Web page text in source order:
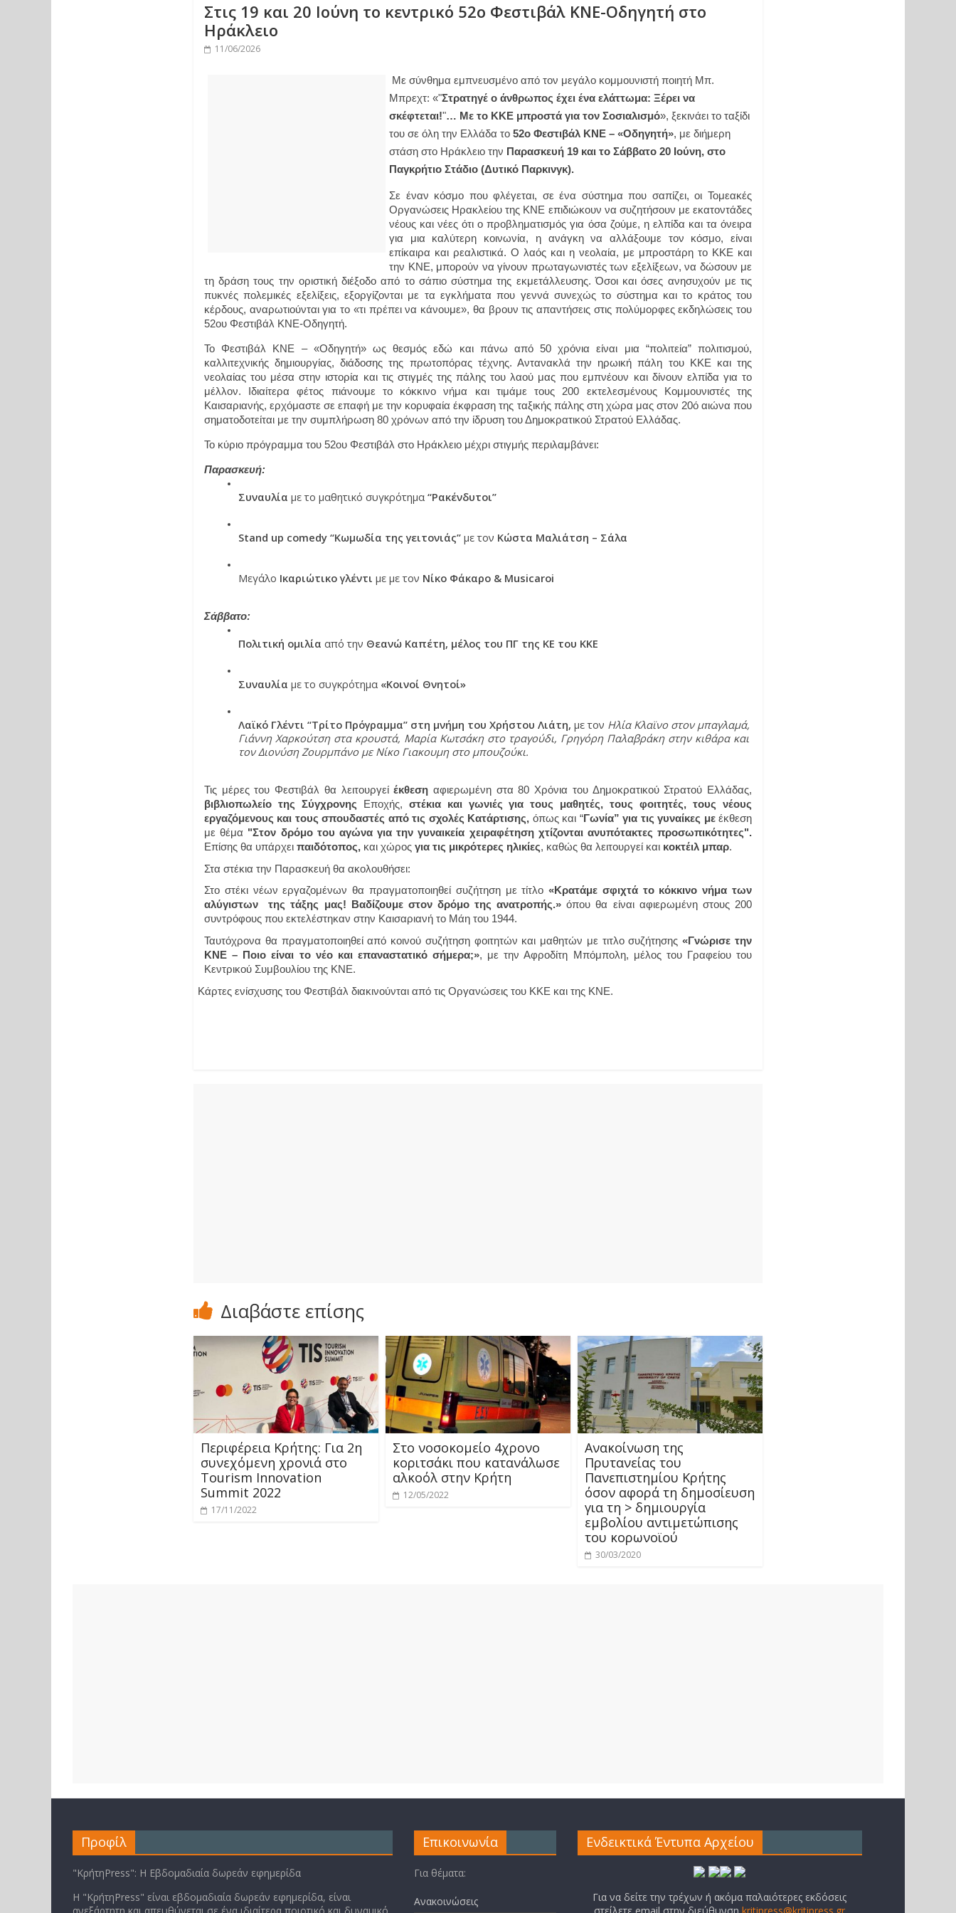
Στις 19 και 20 Ιούνη το κεντρικό 52ο Φεστιβάλ ΚΝΕ-Οδηγητή στο
Ηράκλειο
11/06/2026
Με σύνθημα εμπνευσμένο από τον μεγάλο κομμουνιστή ποιητή Μπ.
Μπρεχτ: «"Στρατηγέ ο άνθρωπος έχει ένα ελάττωμα: Ξέρει να
σκέφτεται!"… Με το ΚΚΕ μπροστά για τον Σοσιαλισμό», ξεκινάει το ταξίδι
του σε όλη την Ελλάδα το 52ο Φεστιβάλ ΚΝΕ – «Οδηγητή», με διήμερη
στάση στο Ηράκλειο την Παρασκευή 19 και το Σάββατο 20 Ιούνη, στο
Παγκρήτιο Στάδιο (Δυτικό Παρκινγκ).
Σε έναν κόσμο που φλέγεται, σε ένα σύστημα που σαπίζει, οι Τομεακές
Οργανώσεις Ηρακλείου της ΚΝΕ επιδιώκουν να συζητήσουν με εκατοντάδες
νέους και νέες ότι ο προβληματισμός για όσα ζούμε, η ελπίδα και τα όνειρα
για μια καλύτερη κοινωνία, η ανάγκη να αλλάξουμε τον κόσμο, είναι
επίκαιρα και ρεαλιστικά. Ο λαός και η νεολαία, με μπροστάρη το ΚΚΕ και
την ΚΝΕ, μπορούν να γίνουν πρωταγωνιστές των εξελίξεων, να δώσουν με
τη δράση τους την οριστική διέξοδο από το σάπιο σύστημα της εκμετάλλευσης. Όσοι και όσες ανησυχούν με τις
πυκνές πολεμικές εξελίξεις, εξοργίζονται με τα εγκλήματα που γεννά συνεχώς το σύστημα και το κράτος του
κέρδους, αναρωτιούνται για το «τι πρέπει να κάνουμε», θα βρουν τις απαντήσεις στις πολύμορφες εκδηλώσεις του
52ου Φεστιβάλ ΚΝΕ-Οδηγητή.
Το Φεστιβάλ ΚΝΕ – «Οδηγητή» ως θεσμός εδώ και πάνω από 50 χρόνια είναι μια “πολιτεία” πολιτισμού,
καλλιτεχνικής δημιουργίας, διάδοσης της πρωτοπόρας τέχνης. Αντανακλά την ηρωική πάλη του ΚΚΕ και της
νεολαίας του μέσα στην ιστορία και τις στιγμές της πάλης του λαού μας που εμπνέουν και δίνουν ελπίδα για το
μέλλον. Ιδιαίτερα φέτος πιάνουμε το κόκκινο νήμα και τιμάμε τους 200 εκτελεσμένους Κομμουνιστές της
Καισαριανής, ερχόμαστε σε επαφή με την κορυφαία έκφραση της ταξικής πάλης στη χώρα μας στον 20ό αιώνα που
σηματοδοτείται με την συμπλήρωση 80 χρόνων από την ίδρυση του Δημοκρατικού Στρατού Ελλάδας.
Το κύριο πρόγραμμα του 52ου Φεστιβάλ στο Ηράκλειο μέχρι στιγμής περιλαμβάνει:
Παρασκευή:
Συναυλία με το μαθητικό συγκρότημα “Ρακένδυτοι”
Stand up comedy “Κωμωδία της γειτονιάς” με τον Κώστα Μαλιάτση – Σάλα
Μεγάλο Ικαριώτικο γλέντι με με τον Νίκο Φάκαρο & Musicaroi
Σάββατο:
Πολιτική ομιλία από την Θεανώ Καπέτη, μέλος του ΠΓ της ΚΕ του ΚΚΕ
Συναυλία με το συγκρότημα «Κοινοί Θνητοί»
Λαϊκό Γλέντι “Τρίτο Πρόγραμμα” στη μνήμη του Χρήστου Λιάτη, με τον Ηλία Κλαϊνο στον μπαγλαμά,
Γιάννη Χαρκούτση στα κρουστά, Μαρία Κωτσάκη στο τραγούδι, Γρηγόρη Παλαβράκη στην κιθάρα και
τον Διονύση Ζουρμπάνο με Νίκο Γιακουμη στο μπουζούκι.
Τις μέρες του Φεστιβάλ θα λειτουργεί έκθεση
βιβλιοπωλείο της Σύγχρονης
Εποχής, στέκια και γωνιές για τους μαθητές, τους φοιτητές, τους νέους
εργαζόμενους και τους σπουδαστές από τις σχολές Κατάρτισης, όπως και “Γωνία” για τις γυναίκες με έκθεση
με θέμα
Επίσης θα υπάρχει παιδότοπος, και χώρος για τις μικρότερες ηλικίες, καθώς θα λειτουργεί και κοκτέιλ μπαρ.
Στα στέκια την Παρασκευή θα ακολουθήσει:
Στο στέκι νέων εργαζομένων θα πραγματοποιηθεί συζήτηση με τίτλο «Κρατάμε σφιχτά το κόκκινο νήμα των
αλύγιστων  της τάξης μας! Βαδίζουμε στον δρόμο της ανατροπής.» όπου θα είναι αφιερωμένη στους 200
συντρόφους που εκτελέστηκαν στην Καισαριανή το Μάη του 1944.
Ταυτόχρονα θα πραγματοποιηθεί από κοινού συζήτηση φοιτητών και μαθητών με τιτλο συζήτησης «Γνώρισε την
ΚΝΕ – Ποιο είναι το νέο και επαναστατικό σήμερα;», με την Αφροδίτη Μπόμπολη, μέλος του Γραφείου του
Κεντρικού Συμβουλίου της ΚΝΕ.
Κάρτες ενίσχυσης του Φεστιβάλ διακινούνται από τις Οργανώσεις του ΚΚΕ και της ΚΝΕ.
Διαβάστε επίσης
Περιφέρεια Κρήτης: Για 2η
συνεχόμενη χρονιά στο
Tourism Innovation
Summit 2022
17/11/2022
Στο νοσοκομείο 4χρονο
κοριτσάκι που κατανάλωσε
αλκοόλ στην Κρήτη
12/05/2022
Ανακοίνωση της
Πρυτανείας του
Πανεπιστημίου Κρήτης
όσον αφορά τη δημοσίευση
για τη > δημιουργία
εμβολίου αντιμετώπισης
του κορωνοϊού
30/03/2020
Προφίλ
"ΚρήτηPress": Η Εβδομαδιαία δωρεάν εφημερίδα
Η "ΚρήτηPress" είναι εβδομαδιαία δωρεάν εφημερίδα, είναι
Επικοινωνία
Για θέματα:
Ανακοινώσεις
Ενδεικτικά Έντυπα Αρχείου
Για να δείτε την τρέχων ή ακόμα παλαιότερες εκδόσεις